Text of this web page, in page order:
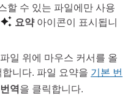
할 수 있는 파일에만 사용
요약아이콘이 표시됩니
일 위에 마우스 커서를 올
니다. 파일 요약을 기본 번
번역을 클릭합니다.